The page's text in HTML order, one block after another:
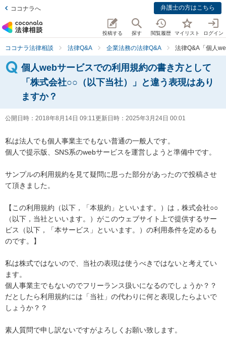
ココナラへ 弁護士の方はこちら
投稿する 探す 閲覧履歴 マイリスト ログイン
ココナラ法律相談 法律Q&A 企業法務の法律Q&A 法律Q&A「個人
個人webサービスでの利用規約の書き方として
「株式会社○○（以下当社）」と違う表現はあり
ますか？
公開日時： 2018年8月14日 09:11更新日時： 2025年3月24日 00:01
私は法人でも個人事業主でもない普通の一般人です。
個人で提示版、SNS系のwebサービスを運営しようと準備中です。
サンプルの利用規約を見て疑問に思った部分があったので投稿させ
て頂きました。
【この利用規約（以下，「本規約」といいます。）は，株式会社○○
（以下，当社といいます。）がこのウェブサイト上で提供するサー
ビス（以下，「本サービス」といいます。）の利用条件を定めるも
のです。】
私は株式ではないので、当社の表現は使うべきではないと考えてい
ます。
個人事業主でもないのでフリーランス扱いになるのでしょうか？？
だとしたら利用規約には「当社」の代わりに何と表現したらよいで
しょうか？？
素人質問で申し訳ないですがよろしくお願い致します。